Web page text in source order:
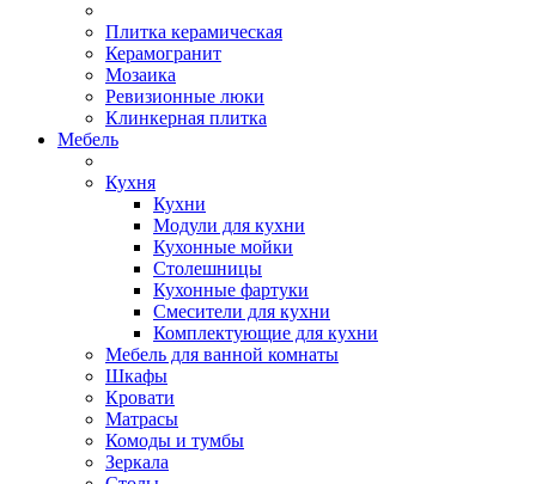
Плитка керамическая
Керамогранит
Мозаика
Ревизионные люки
Клинкерная плитка
Мебель
Кухня
Кухни
Модули для кухни
Кухонные мойки
Столешницы
Кухонные фартуки
Смесители для кухни
Комплектующие для кухни
Мебель для ванной комнаты
Шкафы
Кровати
Матрасы
Комоды и тумбы
Зеркала